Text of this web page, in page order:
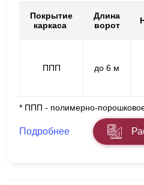
Покрытие
каркаса
Длина
ворот
ППП до 6 м
* ППП - полимерно-
Подробнее